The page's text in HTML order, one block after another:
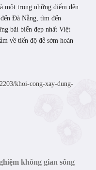
một trong những điểm đến
Đà Nẵng, tìm đến
bãi biển đẹp nhất Việt
về tiến độ để sớm hoàn
khoi-cong-xay-dung-
không gian sống